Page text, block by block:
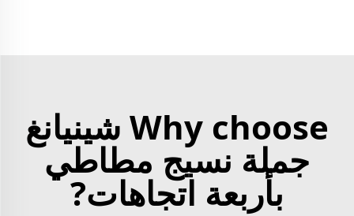
Why choose شينيانغ
جملة نسيج مطاطي
بأربعة اتجاهات?